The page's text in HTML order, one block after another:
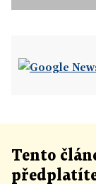
Tento